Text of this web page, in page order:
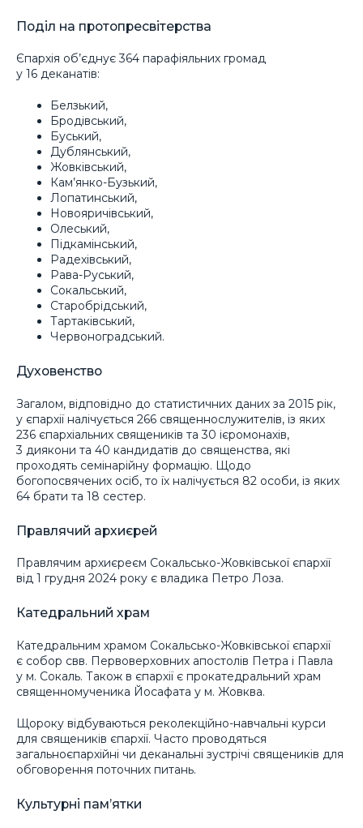
Поділ на протопресвітерства
Єпархія об’єднує 364 парафіяльних громад
у 16 деканатів:
Белзький,
Бродівський,
Буський,
Дублянський,
Жовківський,
Кам’янко-Бузький,
Лопатинський,
Новояричівський,
Олеський,
Підкамінський,
Радехівський,
Рава-Руський,
Сокальський,
Старобрідський,
Тартаківський,
Червоноградський.
Духовенство
Загалом, відповідно до статистичних даних за 2015 рік,
у єпархії налічується 266 священнослужителів, із яких
236 єпархіальних священиків та 30 ієромонахів,
3 диякони та 40 кандидатів до священства, які
проходять семінарійну формацію. Щодо
богопосвячених осіб, то їх налічується 82 особи, із яких
64 брати та 18 сестер.
Правлячий архиєрей
Правлячим архиєреєм Сокальсько-Жовківської єпархії
від 1 грудня 2024 року є владика Петро Лоза.
Катедральний храм
Катедральним храмом Сокальсько-Жовківської єпархії
є собор свв. Первоверховних апостолів Петра і Павла
у м. Сокаль. Також в єпархії є прокатедральний храм
священномученика Йосафата у м. Жовква.
Щороку відбуваються реколекційно-навчальні курси
для священиків єпархії. Часто проводяться
загальноєпархійні чи деканальні зустрічі священиків для
обговорення поточних питань.
Культурні пам’ятки